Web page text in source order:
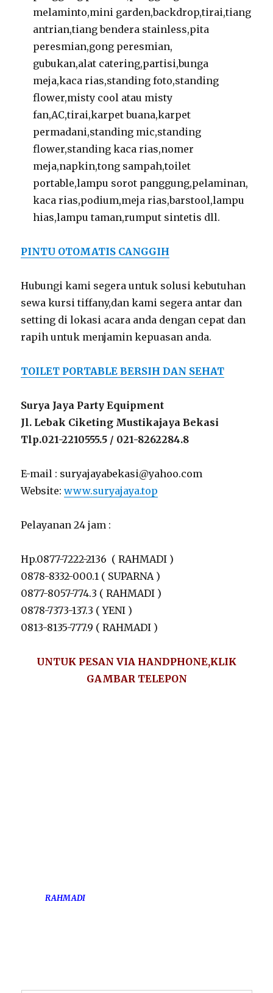
melaminto,mini garden,backdrop,tirai,tiang
antrian,tiang bendera stainless,pita
peresmian,gong peresmian,
gubukan,alat catering,partisi,bunga
meja,kaca rias,standing foto,standing
flower,misty cool atau misty
fan,AC,tirai,karpet buana,karpet
permadani,standing mic,standing
flower,standing kaca rias,nomer
meja,napkin,tong sampah,toilet
portable,lampu sorot panggung,pelaminan,
kaca rias,podium,meja rias,barstool,lampu
hias,lampu taman,rumput sintetis dll.
PINTU OTOMATIS CANGGIH
Hubungi kami segera untuk solusi kebutuhan
sewa kursi tiffany,dan kami segera antar dan
setting di lokasi acara anda dengan cepat dan
rapih untuk menjamin kepuasan anda.
TOILET PORTABLE BERSIH DAN SEHAT
Surya Jaya Party Equipment
Jl. Lebak Ciketing Mustikajaya Bekasi
Tlp.021-2210555.5 / 021-8262284.8
E-mail : suryajayabekasi@yahoo.com
Website:www.suryajaya.top
Pelayanan 24 jam :
Hp.0877-7222-2136 ( RAHMADI )
0878-8332-000.1 ( SUPARNA )
0877-8057-774.3 ( RAHMADI )
0878-7373-137.3 ( YENI )
0813-8135-777.9 ( RAHMADI )
UNTUK PESAN VIA HANDPHONE,KLIK
GAMBAR TELEPON
RAHMADI